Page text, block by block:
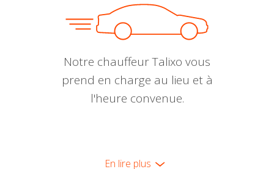
Notre chauffeur Talixo vous
prend en charge au lieu et à
l'heure convenue.
En lire plus